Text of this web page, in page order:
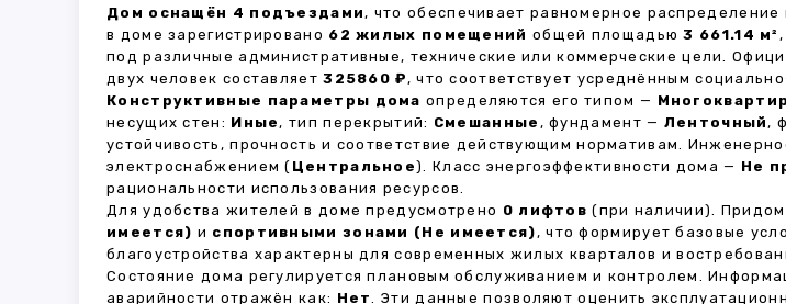
Дом оснащён 4 подъездами, что обеспечивает равномерное
в доме зарегистрировано 62 жилых помещений общей площадью3 661.14 м²
под различные административные, технические или коммерческие цели.
двух человек составляет325860 ₽, что соответствует усреднённым
Конструктивные параметры дома определяются его типом —
несущих стен: Иные, тип перекрытий: Смешанные , фундамент — Ленточный,
устойчивость, прочность и соответствие действующим нормативам.
электроснабжением ( Центральное). Класс энергоэффективности дома — Не
рациональности использования ресурсов.
Для удобства жителей в доме предусмотрено 0 лифтов (при наличии).
имеется) и спортивными зонами (Не имеется), что формирует базовые
благоустройства характерны для современных жилых кварталов и
Состояние дома регулируется плановым обслуживанием и контролем.
аварийности отражён как: Нет. Эти данные позволяют оценить